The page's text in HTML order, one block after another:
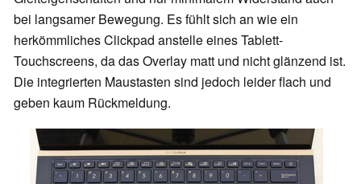
bei langsamer Bewegung. Es fühlt sich an wie ein
herkömmliches Clickpad anstelle eines Tablett-
Touchscreens, da das Overlay matt und nicht glänzend ist.
Die integrierten Maustasten sind jedoch leider flach und
geben kaum Rückmeldung.